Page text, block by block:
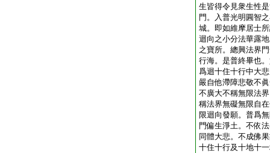
生皆得令見衆生性
門。入普光明圓智
城。即如維摩居士
迴向之小分法華露
之寶所。總興法界
行海。是普終畢也
爲迴十住十行中大
嚴自他滯障悲敬不
不廣大不稱無限法
稱法界無礙無限自
限迴向發願。普爲
門偏生淨土。不依
同體大悲。不成佛
十住十行及十地十